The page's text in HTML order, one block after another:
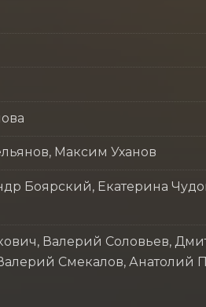
Максим Уханов
Боярский, Екатерина
Валерий Соловьев,
Смекалов, Анатолий